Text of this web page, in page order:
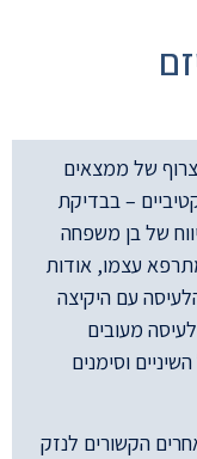
של ממצאים
– בבדיקת
של בן משפחה
עצמו, אודות
עם היקיצה
מעובים
וסימנים
הקשורים לנזק